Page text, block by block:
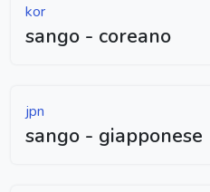
kor
sango - coreano
jpn
sango - giapponese